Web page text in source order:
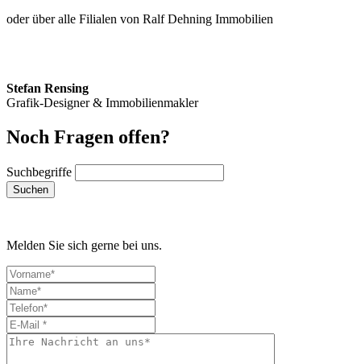
oder über alle Filialen von Ralf Dehning Immobilien
Stefan Rensing
Grafik-Designer & Immobilienmakler
Noch Fragen offen?
Suchbegriffe
Suchen
Melden Sie sich gerne bei uns.